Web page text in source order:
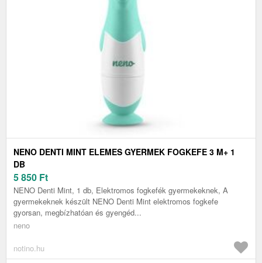
NENO DENTI MINT ELEMES GYERMEK FOGKEFE 3 M+ 1
DB
5 850 Ft
NENO Denti Mint, 1 db, Elektromos fogkefék gyermekeknek, A
gyermekeknek készült NENO Denti Mint elektromos fogkefe
gyorsan, megbízhatóan és gyengéd...
neno
notino.hu